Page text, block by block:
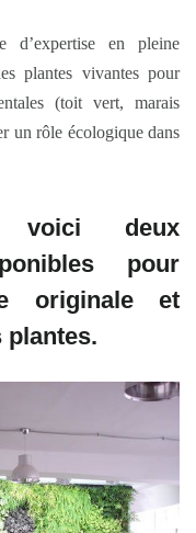
d’expertise en pleine
plantes vivantes pour
(toit vert, marais
un rôle écologique dans
voici deux
pour
originale et
plantes.